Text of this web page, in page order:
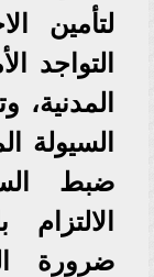
لتأمين
التواجد
السيولة
ضبط
ضرورة